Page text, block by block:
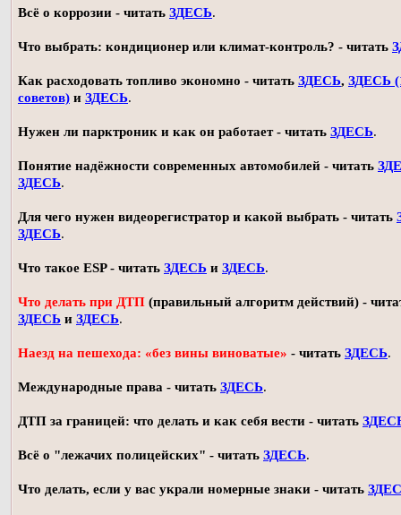
Всё о коррозии - читать ЗДЕСЬ.
Что выбрать: кондиционер или климат-контроль? - читать
Как расходовать топливо экономно - читать ЗДЕСЬ, ЗДЕСЬ
советов) и ЗДЕСЬ.
Нужен ли парктроник и как он работает - читать ЗДЕСЬ.
Понятие надёжности современных автомобилей - читать
ЗДЕСЬ.
Для чего нужен видеорегистратор и какой выбрать - читать
ЗДЕСЬ.
Что такое ESP - читать ЗДЕСЬ и ЗДЕСЬ.
Что делать при ДТП (правильный алгоритм действий) -
ЗДЕСЬ и ЗДЕСЬ.
Наезд на пешехода: «без вины виноватые» - читать ЗДЕСЬ.
Международные права - читать ЗДЕСЬ.
ДТП за границей: что делать и как себя вести - читать
Всё о "лежачих полицейских" - читать ЗДЕСЬ.
Что делать, если у вас украли номерные знаки - читать